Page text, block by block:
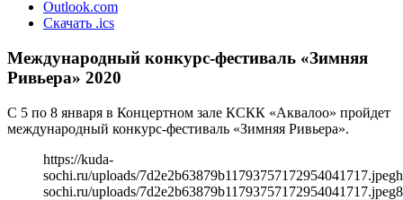
Outlook.com
Скачать .ics
Международный конкурс-фестиваль «Зимняя
Ривьера» 2020
С 5 по 8 января в Концертном зале КСКК «Аквалоо» пройдет
международный конкурс-фестиваль «Зимняя Ривьера».
https://kuda-
sochi.ru/uploads/7d2e2b63879b11793757172954041717.jpeg
sochi.ru/uploads/7d2e2b63879b11793757172954041717.jpeg